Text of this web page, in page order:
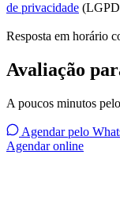
de privacidade
Resposta em horário
Avaliação
A poucos minutos
Agendar pelo
Agendar online